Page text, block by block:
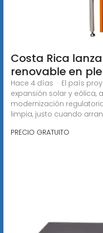
Costa Rica
renovable en
Hace 4 días · El país
expansión solar y eólica,
modernización
limpia, justo cuando
PRECIO GRATUITO